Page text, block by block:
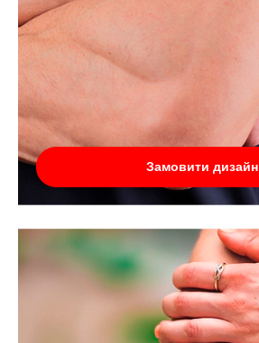
Замовити дизайн